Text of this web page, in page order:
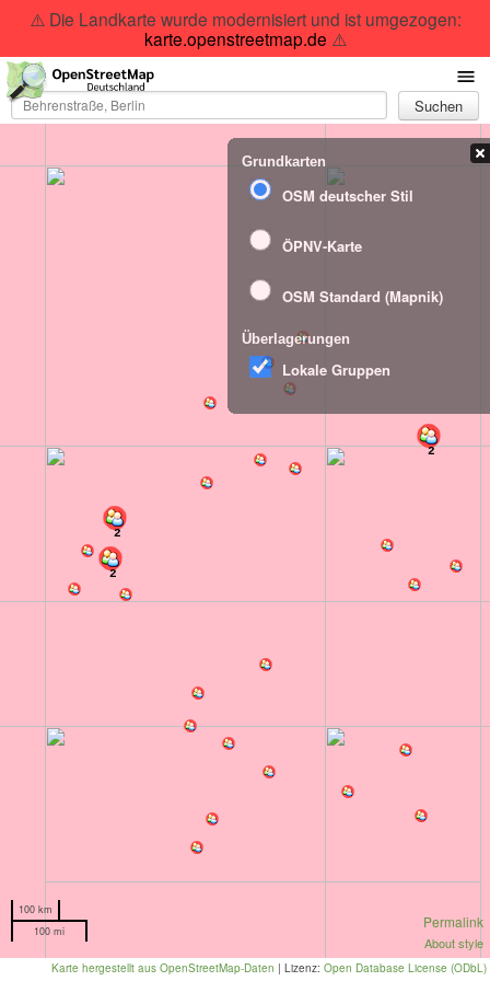
⚠️ Die Landkarte wurde modernisiert und ist umgezogen:
karte.openstreetmap.de ⚠️
Suchen
2
2
2
Permalink
About style
100 km
100 mi
Grundkarten
OSM deutscher Stil
ÖPNV-Karte
OSM Standard (Mapnik)
Überlagerungen
Lokale Gruppen
Karte hergestellt aus OpenStreetMap-Daten | Lizenz: Open Database License (ODbL)